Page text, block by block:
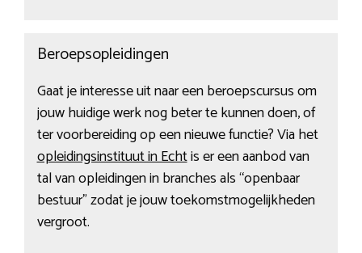
Beroepsopleidingen
Gaat je interesse uit naar een beroepscursus om
jouw huidige werk nog beter te kunnen doen, of
ter voorbereiding op een nieuwe functie? Via het
opleidingsinstituut in Echtis er een aanbod van
tal van opleidingen in branches als “openbaar
bestuur” zodat je jouw toekomstmogelijkheden
vergroot.